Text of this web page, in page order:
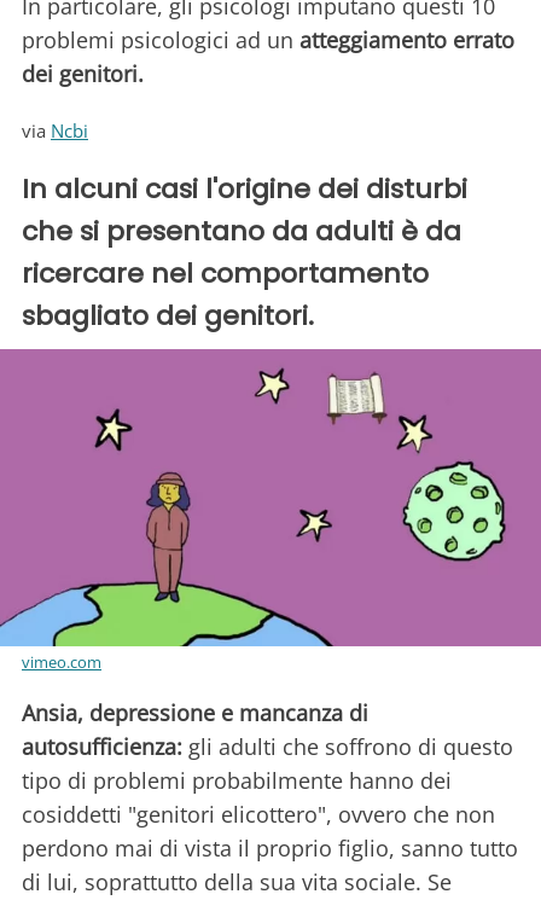
In particolare, gli psicologi imputano questi 10
problemi psicologici ad un atteggiamento errato
dei genitori.
via Ncbi
In alcuni casi l'origine dei disturbi
che si presentano da adulti è da
ricercare nel comportamento
sbagliato dei genitori.
vimeo.com
Ansia, depressione e mancanza di
autosufficienza: gli adulti che soffrono di questo
tipo di problemi probabilmente hanno dei
cosiddetti "genitori elicottero", ovvero che non
perdono mai di vista il proprio figlio, sanno tutto
di lui, soprattutto della sua vita sociale. Se